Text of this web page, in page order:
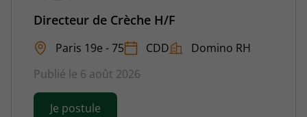
Directeur de Crèche H/F
Paris 19e - 75 CDD
Domino RH
Publié le 6 août 2026
Je postule